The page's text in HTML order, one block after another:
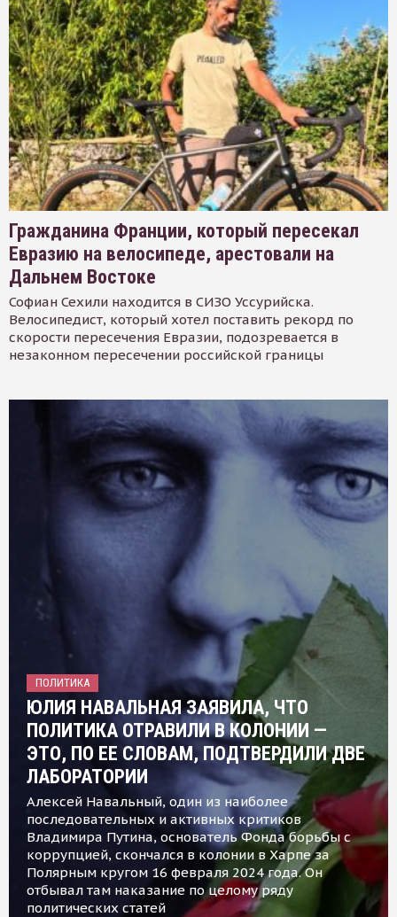
Гражданина Франции, который пересекал
Евразию на велосипеде, арестовали на
Дальнем Востоке
Софиан Сехили находится в СИЗО Уссурийска.
Велосипедист, который хотел поставить рекорд по
скорости пересечения Евразии, подозревается в
незаконном пересечении российской границы
ПОЛИТИКА
ЮЛИЯ НАВАЛЬНАЯ ЗАЯВИЛА, ЧТО
ПОЛИТИКА ОТРАВИЛИ В КОЛОНИИ —
ЭТО, ПО ЕЕ СЛОВАМ, ПОДТВЕРДИЛИ ДВЕ
ЛАБОРАТОРИИ
Алексей Навальный, один из наиболее
последовательных и активных критиков
Владимира Путина, основатель Фонда борьбы с
коррупцией, скончался в колонии в Харпе за
Полярным кругом 16 февраля 2024 года. Он
отбывал там наказание по целому ряду
политических статей